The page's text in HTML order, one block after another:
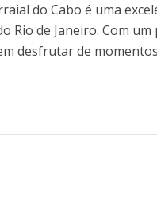
do Cabo é uma
Rio de Janeiro. Com
desfrutar de